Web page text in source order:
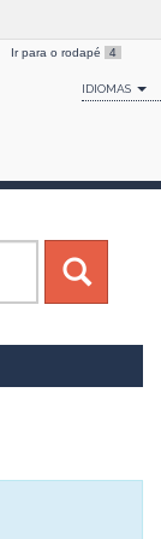
Ir para o rodapé 4
IDIOMAS